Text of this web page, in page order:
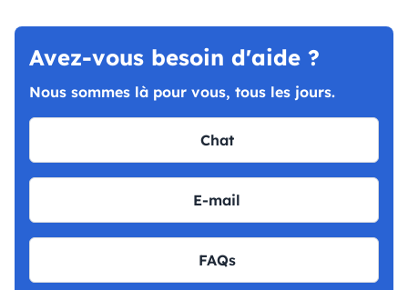
Avez-vous besoin d'aide ?
Nous sommes là pour vous, tous les jours.
Chat
E-mail
FAQs